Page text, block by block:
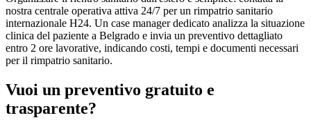
nostra centrale operativa attiva 24/7 per un rimpatrio sanitario
internazionale H24. Un case manager dedicato analizza la situazione
clinica del paziente a Belgrado e invia un preventivo dettagliato
entro 2 ore lavorative, indicando costi, tempi e documenti necessari
per il rimpatrio sanitario.
Vuoi un preventivo gratuito e
trasparente?